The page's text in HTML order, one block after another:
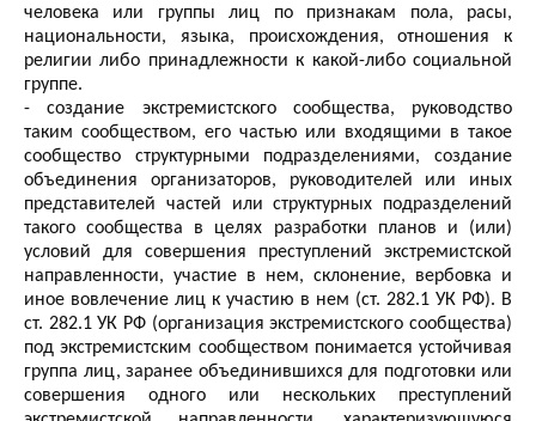
человека или группы лиц по признакам пола, расы,
национальности, языка, происхождения, отношения к
религии либо принадлежности к какой-либо социальной
группе.
- создание экстремистского сообщества, руководство
таким сообществом, его частью или входящими в такое
сообщество структурными подразделениями, создание
объединения организаторов, руководителей или иных
представителей частей или структурных подразделений
такого сообщества в целях разработки планов и (или)
условий для совершения преступлений экстремистской
направленности, участие в нем, склонение, вербовка и
иное вовлечение лиц к участию в нем (ст. 282.1 УК РФ). В
ст. 282.1 УК РФ (организация экстремистского сообщества)
под экстремистским сообществом понимается устойчивая
группа лиц, заранее объединившихся для подготовки или
совершения одного или нескольких преступлений